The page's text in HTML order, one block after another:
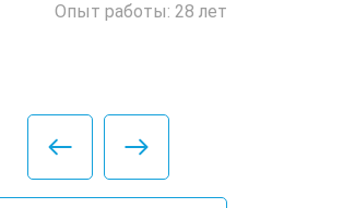
Опыт работы: 28 лет